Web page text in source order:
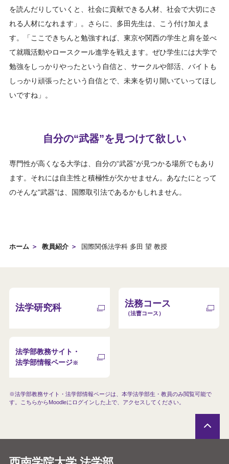
を読んだりしていくと、社会に貢献できる人材、社会で大切にさ
れる人材になれます」。さらに、多田先生は、こう付け加えま
す。「ここできちんと勉強すれば、東京や関西の学生と肩を並べ
て就職活動やロースクール進学を戦えます。ぜひ学生には大学で
勉強をしっかりやったという自信と、サークルや部活、バイトも
しっかり頑張ったという自信とで、未来を切り開いていってほし
いですね」。
自分の“武器”を見つけて欲しい
専門性が高くなる大学は、自分の“武器”が見つかる場所でもあり
ます。それには自主性と積極性が欠かせません。あなたにとって
のそんな"武器"は、国際取引法であるかもしれません。
ホーム 教員紹介 国際関係法学科 多田 望 教授
法学研究科 法務コース
（法曹コース）
法学部教務サイト・
法学部情報ページ※
※法学部教務サイト・法学部情報ページは、本学法学部生・教員のみ閲覧可能で
す。こちらからMoodleにログインした上で、アクセスしてください。